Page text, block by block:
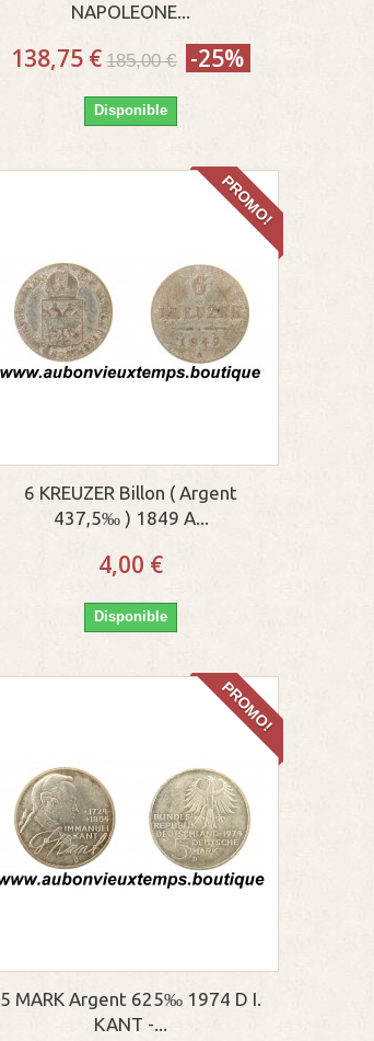
NAPOLEONE...
138,75 € 185,00 € -25%
Disponible
PROMO!
6 KREUZER Billon ( Argent
437,5‰ ) 1849 A...
4,00 €
Disponible
PROMO!
5 MARK Argent 625‰ 1974 D I.
KANT -...